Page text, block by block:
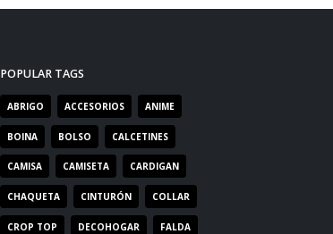
POPULAR TAGS
ABRIGO ACCESORIOS ANIME
BOINA BOLSO CALCETINES
CAMISA CAMISETA CARDIGAN
CHAQUETA CINTURÓN COLLAR
CROP TOP DECOHOGAR FALDA